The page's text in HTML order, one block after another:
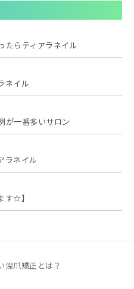
たらティアラネイル
ネイル
が一番多いサロン
ラネイル
す☆】
深爪矯正とは？